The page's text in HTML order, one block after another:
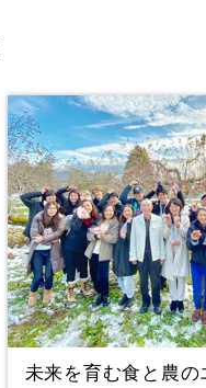
未来を育む食と農の